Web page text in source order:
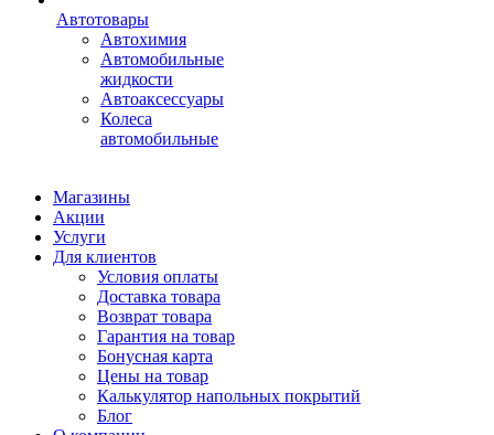
Автотовары
Автохимия
Автомобильные
жидкости
Автоаксессуары
Колеса
автомобильные
Магазины
Акции
Услуги
Для клиентов
Условия оплаты
Доставка товара
Возврат товара
Гарантия на товар
Бонусная карта
Цены на товар
Калькулятор напольных покрытий
Блог